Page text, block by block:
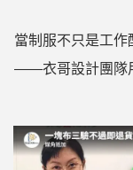
當制服不只是工作
——衣哥設計團隊